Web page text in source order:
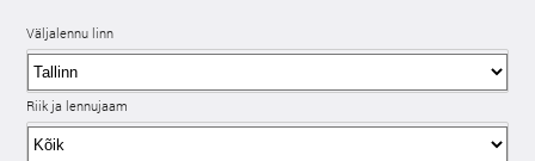
Väljalennu linn
Riik ja lennujaam